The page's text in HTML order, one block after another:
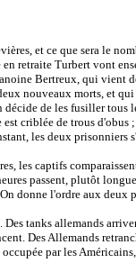
et ce que sera le
retraite Turbert vont
Bertreux, qui vient
nouveaux morts, et qui
de les fusiller
criblée de trous d'obus
les deux prisonniers
les captifs
passent, plutôt
donne l'ordre aux deux
tanks allemands
Des Allemands
par les